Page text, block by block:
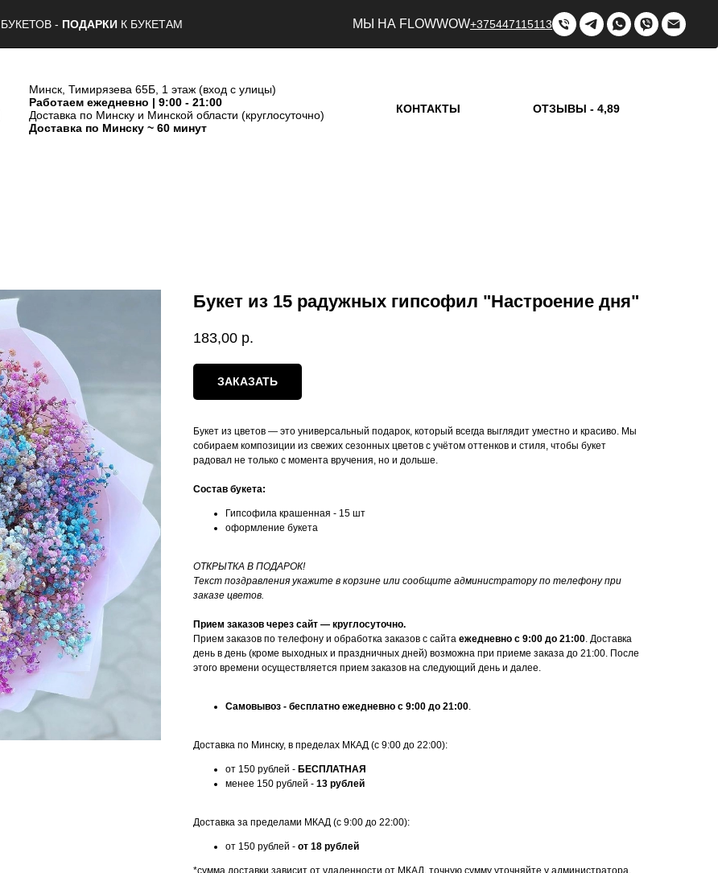
- ПОДАРКИ К БУКЕТАМ МЫ НА FLOWWOW+375447115113
Минск, Тимирязева 65Б, 1 этаж (вход с улицы)
Работаем ежедневно | 9:00 - 21:00
Доставка по Минску и Минской области (круглосуточно)
Доставка по Минску ~ 60 минут
КОНТАКТЫ ОТЗЫВЫ - 4,89
Букет из 15 радужных гипсофил "Настроение дня"
183,00 р.
ЗАКАЗАТЬ
Букет из цветов — это универсальный подарок, который всегда выглядит уместно и красиво. Мы
собираем композиции из свежих сезонных цветов с учётом оттенков и стиля, чтобы букет
радовал не только с момента вручения, но и дольше.
Состав букета:
Гипсофила крашенная - 15 шт
оформление букета
ОТКРЫТКА В ПОДАРОК!
Текст поздравления укажите в корзине или сообщите администратору по телефону при
заказе цветов.
Прием заказов через сайт — круглосуточно.
Прием заказов по телефону и обработка заказов с сайта ежедневно с 9:00 до 21:00 . Доставка
день в день (кроме выходных и праздничных дней) возможна при приеме заказа до 21:00. После
этого времени осуществляется прием заказов на следующий день и далее.
Самовывоз - бесплатно ежедневно с 9:00 до 21:00
Доставка по Минску, в пределах МКАД (с 9:00 до 22:00):
от 150 рублей - БЕСПЛАТНАЯ
менее 150 рублей - 13 рублей
Доставка за пределами МКАД (с 9:00 до 22:00):
от 150 рублей - от 18 рублей
*сумма доставки зависит от удаленности от МКАД, точную сумму уточняйте у администратора.